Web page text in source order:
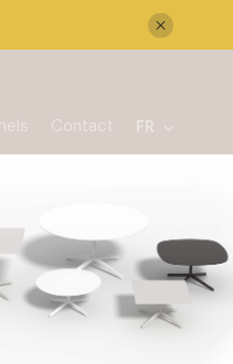
Contact FR